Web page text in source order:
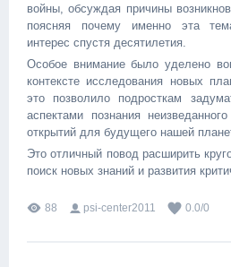
войны, обсуждая причины
поясняя почему именно эта
интерес спустя десятилетия.
Особое внимание было уделено
контексте исследования новых
это позволило подросткам
аспектами познания
открытий для будущего нашей
Это отличный повод расширить
поиск новых знаний и развития
88 psi-center2011 0.0/0